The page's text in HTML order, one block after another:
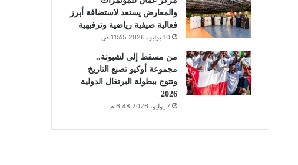
والمعارض يستعد لاستضافة أبرز
فعالية صيفية رياضية وترفيهية
10 يوليو، 2026 11:45 ص
من مسقط إلى لشبونة..
مجموعة أوكيو تصنع التاريخ
وتتوج ببطولة البرتغال الدولية
2026
7 يوليو، 2026 6:48 م